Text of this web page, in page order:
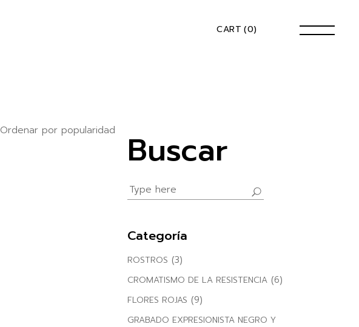
CART (0)
Ordenar por popularidad Buscar
Search
for:
Categoría
ROSTROS (3)
CROMATISMO DE LA RESISTENCIA (6)
FLORES ROJAS (9)
GRABADO EXPRESIONISTA NEGRO Y